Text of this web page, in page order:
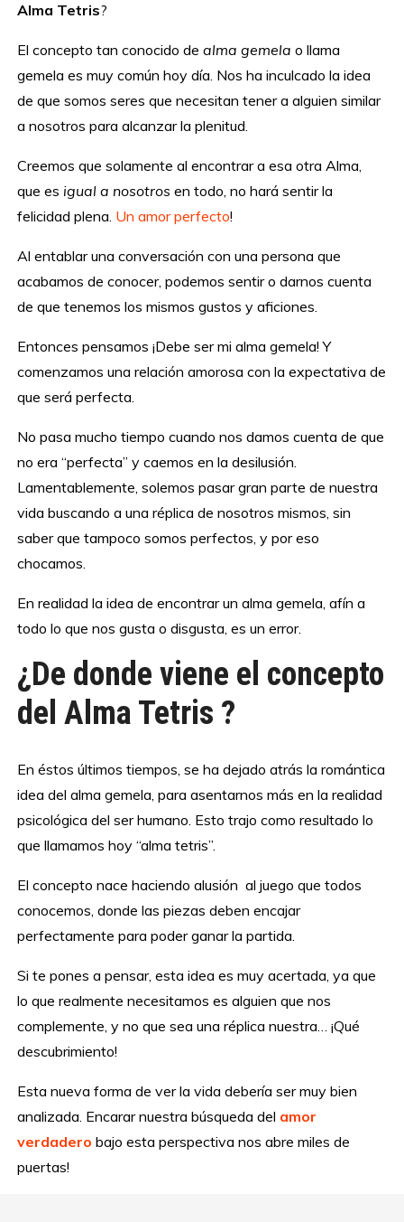
Alma Tetris?
El concepto tan conocido de alma gemela o llama
gemela es muy común hoy día. Nos ha inculcado la idea
de que somos seres que necesitan tener a alguien similar
a nosotros para alcanzar la plenitud.
Creemos que solamente al encontrar a esa otra Alma,
que es igual a nosotros en todo, no hará sentir la
felicidad plena. Un amor perfecto!
Al entablar una conversación con una persona que
acabamos de conocer, podemos sentir o darnos cuenta
de que tenemos los mismos gustos y aficiones.
Entonces pensamos ¡Debe ser mi alma gemela! Y
comenzamos una relación amorosa con la expectativa de
que será perfecta.
No pasa mucho tiempo cuando nos damos cuenta de que
no era “perfecta” y caemos en la desilusión.
Lamentablemente, solemos pasar gran parte de nuestra
vida buscando a una réplica de nosotros mismos, sin
saber que tampoco somos perfectos, y por eso
chocamos.
En realidad la idea de encontrar un alma gemela, afín a
todo lo que nos gusta o disgusta, es un error.
¿De donde viene el concepto
del Alma Tetris ?
En éstos últimos tiempos, se ha dejado atrás la romántica
idea del alma gemela, para asentarnos más en la realidad
psicológica del ser humano. Esto trajo como resultado lo
que llamamos hoy “alma tetris”.
El concepto nace haciendo alusión al juego que todos
conocemos, donde las piezas deben encajar
perfectamente para poder ganar la partida.
Si te pones a pensar, esta idea es muy acertada, ya que
lo que realmente necesitamos es alguien que nos
complemente, y no que sea una réplica nuestra… ¡Qué
descubrimiento!
Esta nueva forma de ver la vida debería ser muy bien
analizada. Encarar nuestra búsqueda del amor
verdaderobajo esta perspectiva nos abre miles de
puertas!